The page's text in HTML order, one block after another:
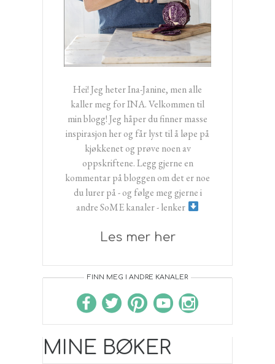
Hei! Jeg heter Ina-Janine, men alle
kaller meg for INA. Velkommen til
min blogg! Jeg håper du finner masse
inspirasjon her og får lyst til å løpe på
kjøkkenet og prøve noen av
oppskriftene. Legg gjerne en
kommentar på bloggen om det er noe
du lurer på - og følge meg gjerne i
andre SoME kanaler - lenker
Les mer her
FINN MEG I ANDRE KANALER
MINE BØKER